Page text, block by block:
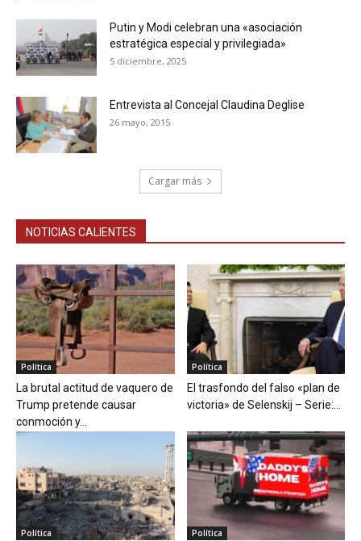
Putin y Modi celebran una «asociación
estratégica especial y privilegiada»
5 diciembre, 2025
Entrevista al Concejal Claudina Deglise
26 mayo, 2015
Cargar más
NOTICIAS CALIENTES
Política
La brutal actitud de vaquero de
Trump pretende causar
conmoción y...
Política
El trasfondo del falso «plan de
victoria» de Selenskij – Serie:...
Política Política